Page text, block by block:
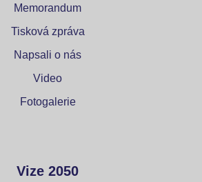
Memorandum
Tisková zpráva
Napsali o nás
Video
Fotogalerie
Vize 2050